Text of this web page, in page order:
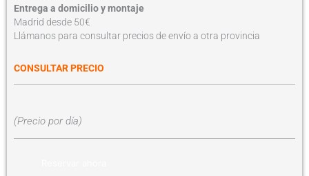
Entrega a domicilio y montaje
Madrid desde 50€
Llámanos para consultar precios de envío a otra provincia
CONSULTAR PRECIO
(Precio por día)